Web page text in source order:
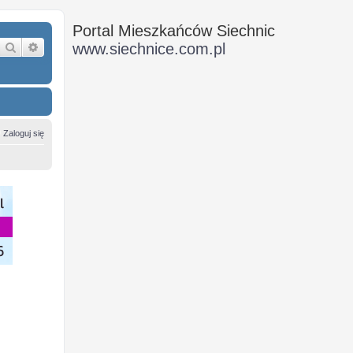
Szukaj Wyszukiwanie zaawansowane
Zaloguj się
Portal Mieszkańców Siechnic
www.siechnice.com.pl